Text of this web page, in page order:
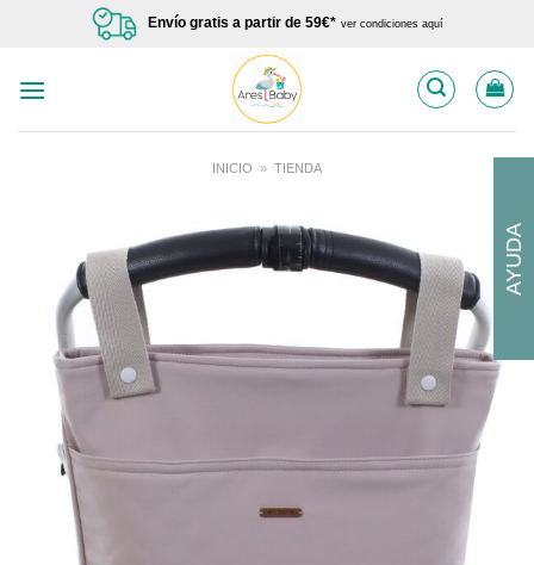
Envío gratis a partir de 59€* ver condiciones aquí
INICIO » TIENDA
AYUDA